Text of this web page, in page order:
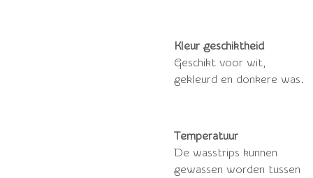
Kleur geschiktheid
Geschikt voor wit,
gekleurd en donkere was.
Temperatuur
De wasstrips kunnen
gewassen worden tussen